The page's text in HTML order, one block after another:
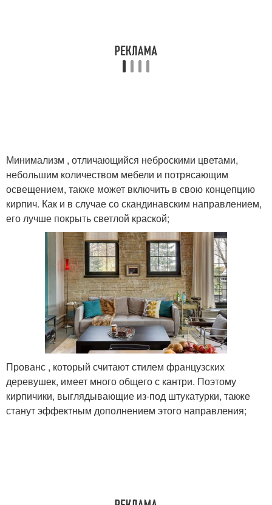
Минимализм , отличающийся неброскими цветами,
небольшим количеством мебели и потрясающим
освещением, также может включить в свою концепцию
кирпич. Как и в случае со скандинавским направлением,
его лучше покрыть светлой краской;
Прованс , который считают стилем французских
деревушек, имеет много общего с кантри. Поэтому
кирпичики, выглядывающие из-под штукатурки, также
станут эффектным дополнением этого направления;